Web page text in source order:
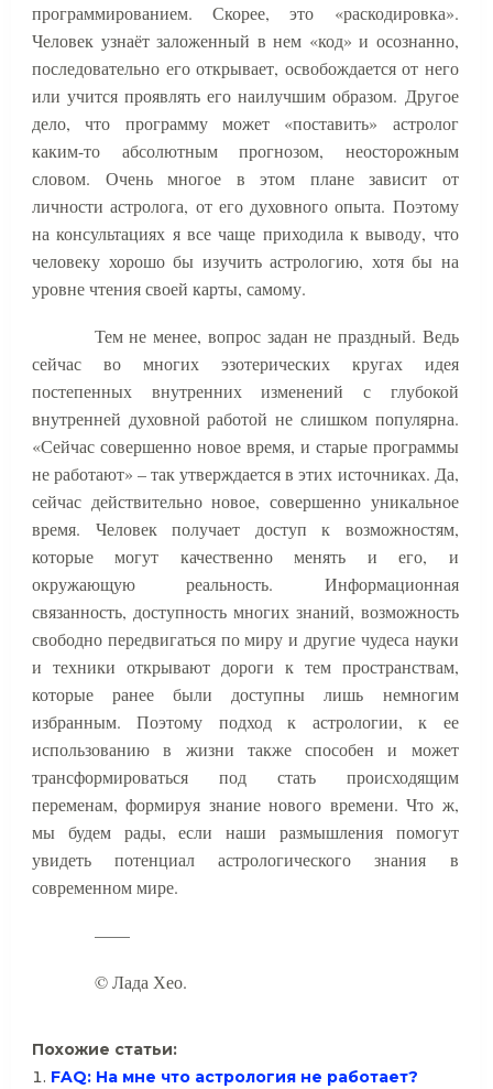
программированием. Скорее, это «раскодировка».
Человек узнаёт заложенный в нем «код» и осознанно,
последовательно его открывает, освобождается от него
или учится проявлять его наилучшим образом. Другое
дело, что программу может «поставить» астролог
каким-то абсолютным прогнозом, неосторожным
словом. Очень многое в этом плане зависит от
личности астролога, от его духовного опыта. Поэтому
на консультациях я все чаще приходила к выводу, что
человеку хорошо бы изучить астрологию, хотя бы на
уровне чтения своей карты, самому.
Тем не менее, вопрос задан не праздный. Ведь
сейчас во многих эзотерических кругах идея
постепенных внутренних изменений с глубокой
внутренней духовной работой не слишком популярна.
«Сейчас совершенно новое время, и старые программы
не работают» – так утверждается в этих источниках. Да,
сейчас действительно новое, совершенно уникальное
время. Человек получает доступ к возможностям,
которые могут качественно менять и его, и
окружающую реальность. Информационная
связанность, доступность многих знаний, возможность
свободно передвигаться по миру и другие чудеса науки
и техники открывают дороги к тем пространствам,
которые ранее были доступны лишь немногим
избранным. Поэтому подход к астрологии, к ее
использованию в жизни также способен и может
трансформироваться под стать происходящим
переменам, формируя знание нового времени. Что ж,
мы будем рады, если наши размышления помогут
увидеть потенциал астрологического знания в
современном мире.
——
© Лада Хео.
Похожие статьи:
FAQ: На мне что астрология не работает?